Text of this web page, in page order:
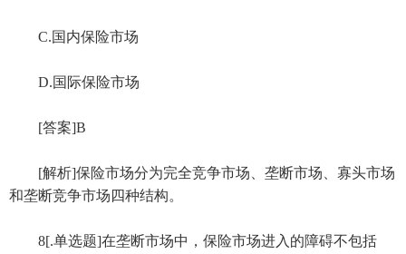
C.国内保险市场
D.国际保险市场
[答案]B
[解析]保险市场分为完全竞争市场、垄断市场、寡头市场
和垄断竞争市场四种结构。
8[.单选题]在垄断市场中，保险市场进入的障碍不包括